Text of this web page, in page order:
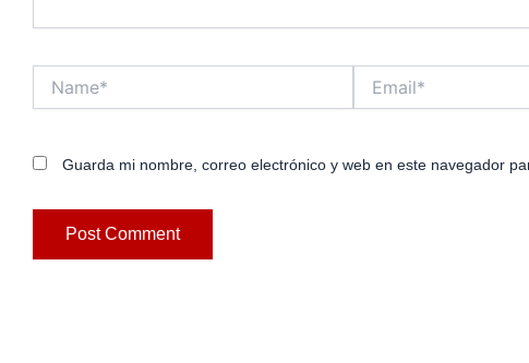
Guarda mi nombre, correo electrónico y web en este navegador